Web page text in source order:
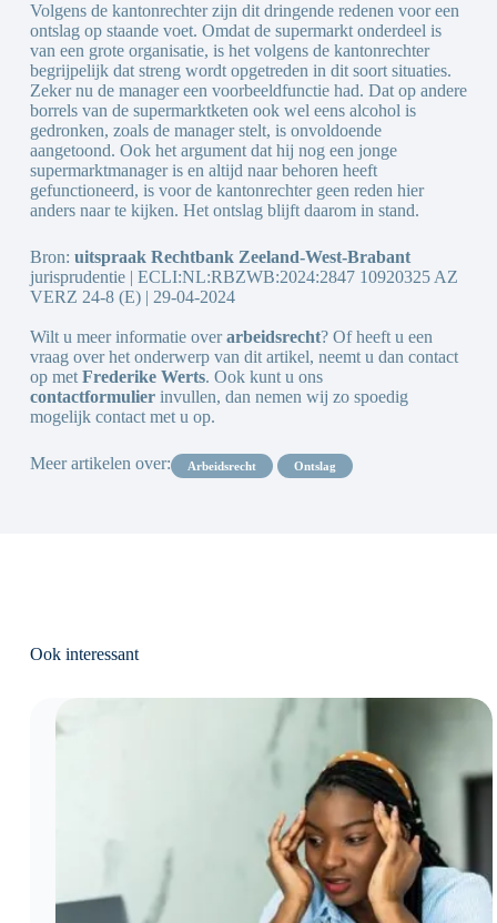
Volgens de kantonrechter zijn dit dringende redenen voor een
ontslag op staande voet. Omdat de supermarkt onderdeel is
van een grote organisatie, is het volgens de kantonrechter
begrijpelijk dat streng wordt opgetreden in dit soort situaties.
Zeker nu de manager een voorbeeldfunctie had. Dat op andere
borrels van de supermarktketen ook wel eens alcohol is
gedronken, zoals de manager stelt, is onvoldoende
aangetoond. Ook het argument dat hij nog een jonge
supermarktmanager is en altijd naar behoren heeft
gefunctioneerd, is voor de kantonrechter geen reden hier
anders naar te kijken. Het ontslag blijft daarom in stand.
Bron: uitspraak Rechtbank Zeeland-West-Brabant
jurisprudentie | ECLI:NL:RBZWB:2024:2847 10920325 AZ
VERZ 24-8 (E) | 29-04-2024
Wilt u meer informatie overarbeidsrecht? Of heeft u een
vraag over het onderwerp van dit artikel, neemt u dan contact
op met Frederike Werts. Ook kunt u ons
contactformulierinvullen, dan nemen wij zo spoedig
mogelijk contact met u op.
Meer artikelen over: arbeidsrecht ontslag
Ook interessant